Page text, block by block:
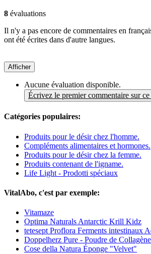
8 évaluations
Il n'y a pas encore de commentaires en
ont été écrites dans d'autre langues.
Afficher
Aucune évaluation disponible.
Écrivez le premier commentaire sur
Catégories populaires:
Produits pour le désir chez l'homme.
Compléments alimentaires et hormones.
Produits pour le désir chez la femme.
Produits contenant de l'igname.
Life Light - Prodotti spéciaux
VitalAbo, c'est par exemple:
Vitamaze
Optima Naturals Antarctic Krill Kidz
tetesept Proflora Ferments intestinaux
Doppelherz Pure - Poudre de Collagène
Cose della Natura Éponge "Velvet"